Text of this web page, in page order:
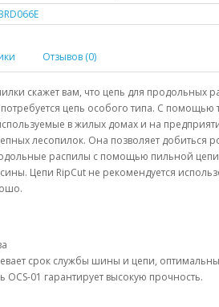
Отзывов (0)
скажет вам, что цепь для продольных
цепь особого типа. С
в жилых домах и на
лесопилок. Она позволяет добиться
распилы с помощью пильной
Цепи RipCut не рекомендуется
срок службы шины и цепи,
OCS-01 гарантирует высокую прочность.